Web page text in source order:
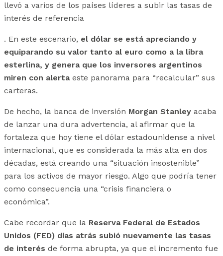
llevó a varios de los países líderes a subir las tasas de
interés de referencia
. En este escenario, el dólar se está apreciando y
equiparando su valor tanto al euro como a la libra
esterlina, y genera que los inversores argentinos
miren con alertaeste panorama para “recalcular” sus
carteras.
De hecho, la banca de inversión Morgan Stanley acaba
de lanzar una dura advertencia, al afirmar que la
fortaleza que hoy tiene el dólar estadounidense a nivel
internacional, que es considerada la más alta en dos
décadas, está creando una “situación insostenible”
para los activos de mayor riesgo. Algo que podría tener
como consecuencia una “crisis financiera o
económica”.
Cabe recordar que la Reserva Federal de Estados
Unidos (FED) días atrás subió nuevamente las tasas
de interés de forma abrupta, ya que el incremento fue